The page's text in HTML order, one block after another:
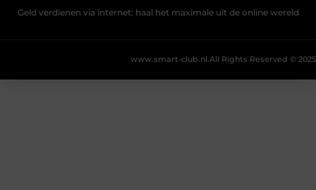
Geld verdienen via internet: haal het maximale uit de online wereld
All Rights Reserved © 2025
www.smart-club.nl.